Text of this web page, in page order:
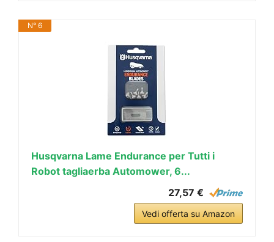
N° 6
Husqvarna Lame Endurance per Tutti i
Robot tagliaerba Automower, 6...
27,57 €
Vedi offerta su Amazon